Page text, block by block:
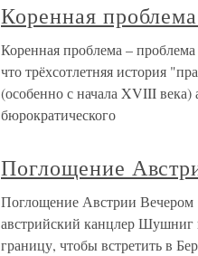
Коренная
Коренная проблема –
что трёхсотлетняя история
(особенно с начала XVIII
бюрократического
Поглощение
Поглощение Австрии Вечером
австрийский канцлер Шушниг
границу, чтобы встретить в